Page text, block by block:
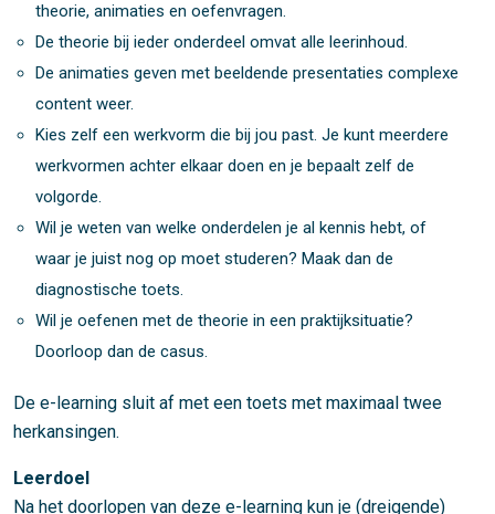
theorie, animaties en oefenvragen.
De theorie bij ieder onderdeel omvat alle leerinhoud.
De animaties geven met beeldende presentaties complexe
content weer.
Kies zelf een werkvorm die bij jou past. Je kunt meerdere
werkvormen achter elkaar doen en je bepaalt zelf de
volgorde.
Wil je weten van welke onderdelen je al kennis hebt, of
waar je juist nog op moet studeren? Maak dan de
diagnostische toets.
Wil je oefenen met de theorie in een praktijksituatie?
Doorloop dan de casus.
De e-learning sluit af met een toets met maximaal twee
herkansingen.
Leerdoel
Na het doorlopen van deze e-learning kun je (dreigende)